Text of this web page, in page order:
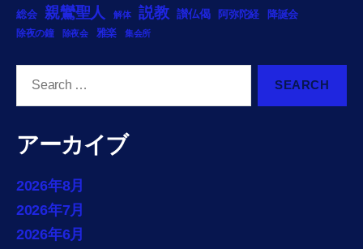
総会 親鸞聖人 解体 説教 讃仏偈 阿弥陀経 降誕会
除夜の鐘 除夜会 雅楽 集会所
アーカイブ
2026年8月
2026年7月
2026年6月